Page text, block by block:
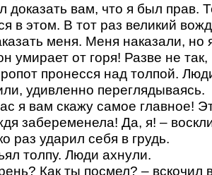
доказать вам, что я был прав.
в этом. В тот раз великий
меня. Меня наказали, но
умирает от горя! Разве не
пронесся над толпой.
удивленно переглядываясь.
я вам скажу самое главное!
забеременела! Да, я! –
раз ударил себя в грудь.
толпу. Люди ахнули.
Как ты посмел? – вскочил